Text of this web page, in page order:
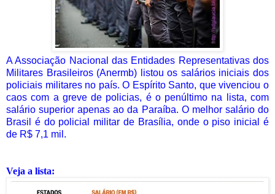
A Associação Nacional das Entidades Representativas dos
Militares Brasileiros (Anermb) listou os salários iniciais dos
policiais militares no país. O Espírito Santo, que vivenciou o
caos com a greve de policias, é o penúltimo na lista, com
salário superior apenas ao da Paraíba. O melhor salário do
Brasil é do policial militar de Brasília, onde o piso inicial é
de R$ 7,1 mil.
Veja a lista: